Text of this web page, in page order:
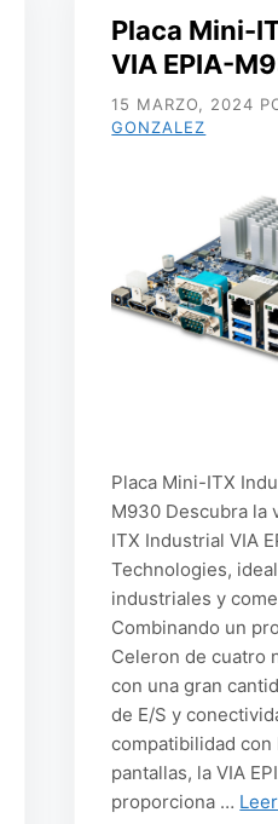
Placa Mini-
VIA EPIA-
15 MARZO, 2024
GONZALEZ
Placa Mini-ITX
M930 Descubra la
ITX Industrial VIA
Technologies,
industriales y
Combinando un
Celeron de cuatro
con una gran
de E/S y
compatibilidad con
pantallas, la VIA
proporciona …